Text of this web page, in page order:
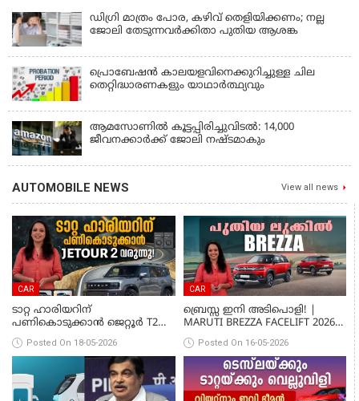
ഡിഗ്രി മാത്രം പോര, കഴിവ് തെളിയിക്കണം; നല്ല
ജോലി തേടുന്നവർക്കിതാ പുതിയ ആശങ്ക
പ്രൊബേഷൻ കാലയളവിനെക്കുറിച്ചുള്ള ചില
തെറ്റിദ്ധാരണകളും യാഥാർത്ഥ്യവും
ആമസോണിൽ കൂട്ടപ്പിരിച്ചുവിടൽ: 14,000
ജീവനക്കാർക്ക് ജോലി നഷ്ടമാകും
AUTOMOBILE NEWS View all news
CAR
ടാറ്റ ഹാരിയറിന്
പണികൊടുക്കാൻ ജെറ്റൂർ T2
വരുന്നു!
Posted On 18-05-2026
CAR
ബ്രെസ്സ ഇനി അടിപൊളി! |
MARUTI BREZZA FACELIFT 2026
MALAYALAM REVIEW
Posted On 16-05-2026